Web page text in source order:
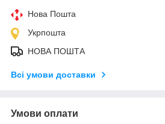
Нова Пошта
Укрпошта
НОВА ПОШТА
Всі умови доставки
Умови оплати